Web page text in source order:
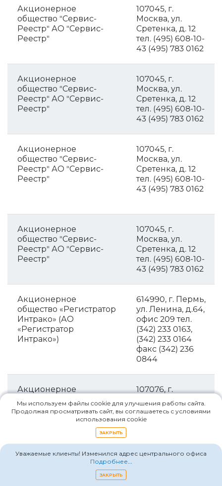
Мы используем файлы cookie для улучшения работы сайта.
Продолжая просматривать сайт, вы соглашаетесь с условиями
использования cookie
ЗАКРЫТЬ
Уважаемые клиенты! Изменился адрес центрального офиса
Подробнее...
ЗАКРЫТЬ
Акционерное
общество "Сервис-
Реестр" АО "Сервис-
Реестр"
107045, г.
Москва, ул.
Сретенка, д. 12
тел. (495) 608-10-
43 (495) 783 0162
Акционерное
общество "Сервис-
Реестр" АО "Сервис-
Реестр"
107045, г.
Москва, ул.
Сретенка, д. 12
тел. (495) 608-10-
43 (495) 783 0162
Акционерное
общество "Сервис-
Реестр" АО "Сервис-
Реестр"
107045, г.
Москва, ул.
Сретенка, д. 12
тел. (495) 608-10-
43 (495) 783 0162
Акционерное
общество "Сервис-
Реестр" АО "Сервис-
Реестр"
107045, г.
Москва, ул.
Сретенка, д. 12
тел. (495) 608-10-
43 (495) 783 0162
Акционерное
общество «Регистратор
Интрако» (АО
«Регистратор
Интрако»)
614990, г. Пермь,
ул. Ленина, д.64,
офис 209 тел.
(342) 233 0163,
(342) 233 0164
факс (342) 236
0844
Акционерное
общество
«Независимая
регистраторская
регистраторская
компания»)
107076, г.
Москва, ул. ул.
Стромынка, д. 18,
корп. 5Б, пом. IX